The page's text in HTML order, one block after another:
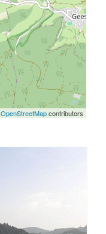
OpenStreetMapcontributors